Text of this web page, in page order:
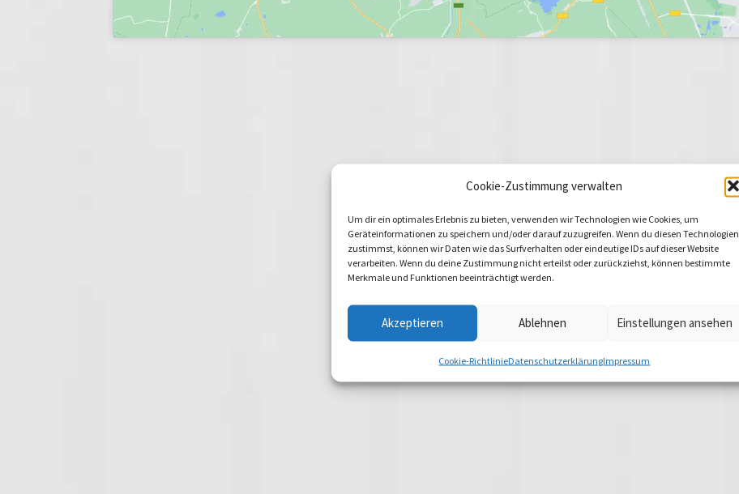
Cookie-Zustimmung verwalten
Um dir ein optimales Erlebnis zu bieten, verwenden wir Technologien wie Cookies, um
Geräteinformationen zu speichern und/oder darauf zuzugreifen. Wenn du diesen Technologien
zustimmst, können wir Daten wie das Surfverhalten oder eindeutige IDs auf dieser Website
verarbeiten. Wenn du deine Zustimmung nicht erteilst oder zurückziehst, können bestimmte
Merkmale und Funktionen beeinträchtigt werden.
Akzeptieren Ablehnen Einstellungen ansehen
Cookie-RichtlinieDatenschutzerklärungImpressum